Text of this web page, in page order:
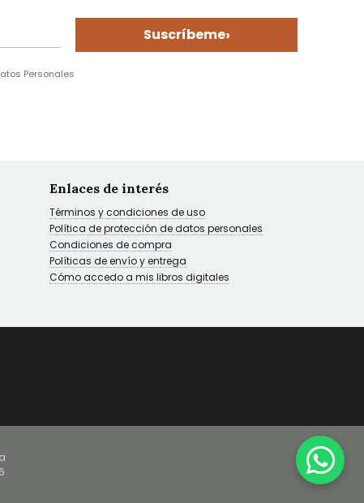
Suscríbeme›
Personales
Enlaces de interés
Términos y condiciones de uso
Política de protección de datos personales
Condiciones de compra
Políticas de envío y entrega
Cómo accedo a mis libros digitales